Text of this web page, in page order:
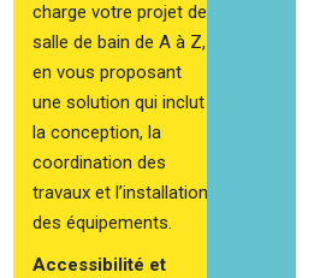
charge votre projet de
salle de bain de A à Z,
en vous proposant
une solution qui inclut
la conception, la
coordination des
travaux et l’installation
des équipements.
Accessibilité et